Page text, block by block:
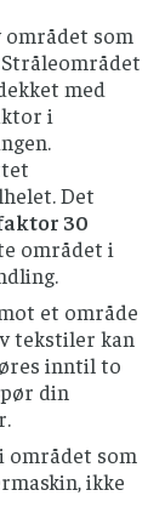
området som
med
i
Det
30
området i
et område
tekstiler kan
inntil to
din
området som
ikke